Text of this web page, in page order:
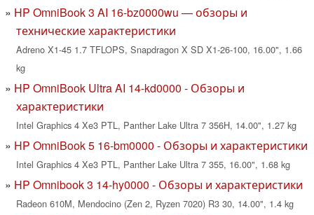
HP OmniBook 3 AI 16-bz0000wu — обзоры и
технические характеристики
Adreno X1-45 1.7 TFLOPS, Snapdragon X SD X1-26-100, 16.00", 1.66
kg
HP OmniBook Ultra AI 14-kd0000 - Обзоры и
характеристики
Intel Graphics 4 Xe3 PTL, Panther Lake Ultra 7 356H, 14.00", 1.27 kg
HP OmniBook 5 16-bm0000 - Обзоры и характеристики
Intel Graphics 4 Xe3 PTL, Panther Lake Ultra 7 355, 16.00", 1.68 kg
HP Omnibook 3 14-hy0000 - Обзоры и характеристики
Radeon 610M, Mendocino (Zen 2, Ryzen 7020) R3 30, 14.00", 1.4 kg